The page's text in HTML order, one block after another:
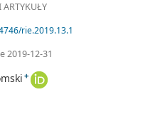
ARTYKUŁY
rie.2019.13.1
2019-12-31
+